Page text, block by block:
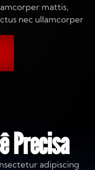
mattis,
nec ullamcorper
Precisa
adipiscing